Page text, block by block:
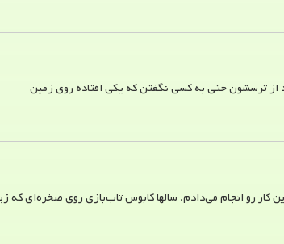
از ترسشون حتی به کسی نگفتن که یکی افتاده روی زمین
کار رو انجام می‌دادم.‌ سالها کابوس تاب‌بازی روی صخره‌ای